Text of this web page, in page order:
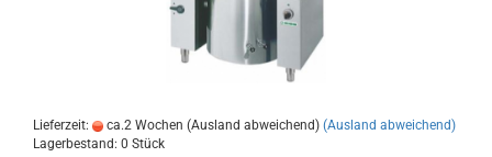
Lieferzeit: ca.2 Wochen (Ausland abweichend) (Ausland abweichend)
Lagerbestand: 0 Stück